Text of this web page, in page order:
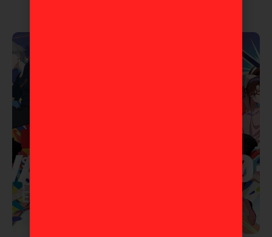
Studio Khara lanza corto
por los 30 años de
Evangelion